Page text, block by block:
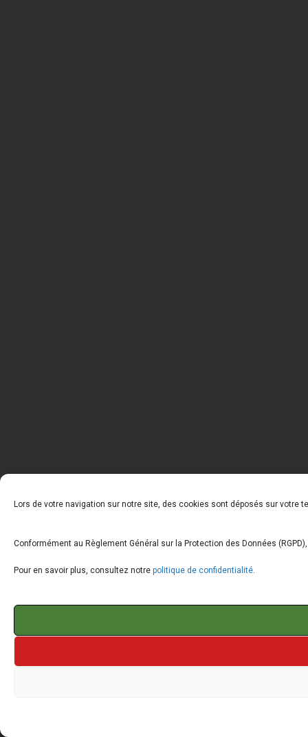
Lors de votre navigation sur notre site, des cookies sont déposés sur votre
Conformément au Règlement Général sur la Protection des Données
Pour en savoir plus, consultez notre politique de confidentialité.